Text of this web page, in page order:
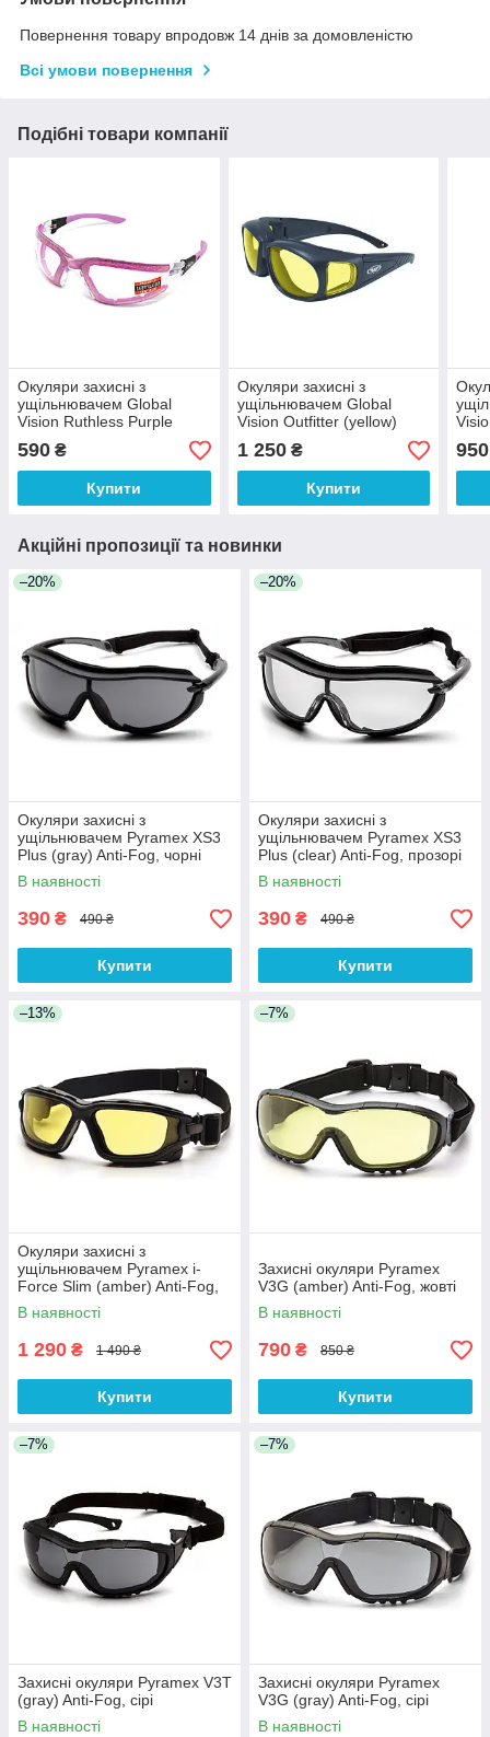
Повернення товару впродовж 14 днів за домовленістю
Всі умови повернення
Подібні товари компанії
Окуляри захисні з
ущільнювачем Global
Vision Ruthless Purple
(clear) Anti-Fog, прозорі в
фіолетовій оправі
590 ₴
Купити
Окуляри захисні з
ущільнювачем Global
Vision Outfitter (yellow)
Anti-Fog, жовті
1 250₴
Купити
950
Акційні пропозиції та новинки
–20%
Окуляри захисні з
ущільнювачем Pyramex XS3
Plus (gray) Anti-Fog, чорні
В наявності
390 ₴ 490 ₴
Купити
–20%
Окуляри захисні з
ущільнювачем Pyramex XS3
Plus (clear) Anti-Fog, прозорі
В наявності
390 ₴ 490 ₴
Купити
–13%
Окуляри захисні з
ущільнювачем Pyramex i-
Force Slim (amber) Anti-Fog,
жовті
В наявності
1 290 ₴ 1 490 ₴
Купити
–7%
Захисні окуляри Pyramex
V3G (amber) Anti-Fog, жовті
В наявності
790 ₴ 850 ₴
Купити
–7%
Захисні окуляри Pyramex V3T
(gray) Anti-Fog, сірі
В наявності
–7%
Захисні окуляри Pyramex
V3G (gray) Anti-Fog, сірі
В наявності